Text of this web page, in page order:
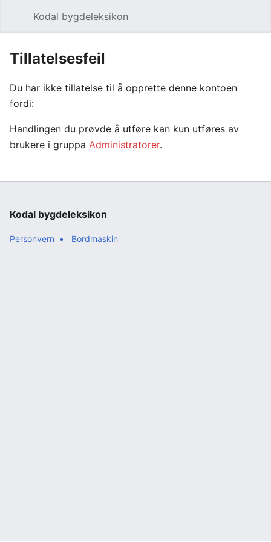
Kodal bygdeleksikon
Tillatelsesfeil
Du har ikke tillatelse til å opprette denne kontoen
fordi:
Handlingen du prøvde å utføre kan kun utføres av
brukere i gruppa Administratorer.
Kodal bygdeleksikon
Personvern Bordmaskin